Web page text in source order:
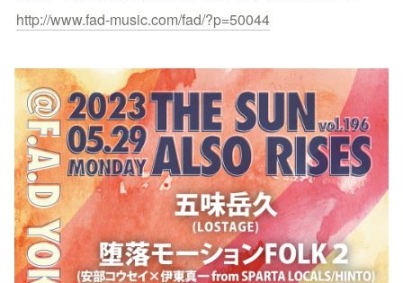
http://www.fad-music.com/fad/?p=50044